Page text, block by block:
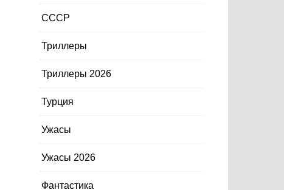
СССР
Триллеры
Триллеры 2026
Турция
Ужасы
Ужасы 2026
Фантастика